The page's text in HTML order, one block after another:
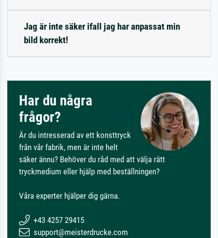
Jag är inte säker ifall jag har anpassat min
bild korrekt!
Har du några
frågor?
Är du intresserad av ett konsttryck
från vår fabrik, men är inte helt
säker ännu? Behöver du råd med att välja rätt
tryckmedium eller hjälp med beställningen?
Våra experter hjälper dig gärna.
+43 4257 29415
support@meisterdrucke.com